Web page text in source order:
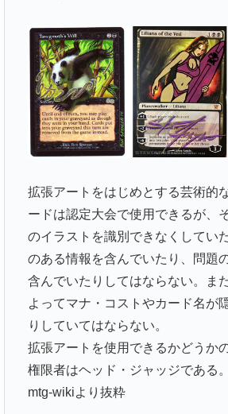
拡張アートをはじめとする芸術的
ードは認定大会で使用できるが、
のイラストを識別できなくしてい
のある情報を含んでいたり、問題
含んでいたりしてはならない。ま
よってマナ・コストやカード名が
りしていてはならない。
拡張アートを使用できるかどうか
権限者はヘッド・ジャッジである。
mtg-wikiより抜粋